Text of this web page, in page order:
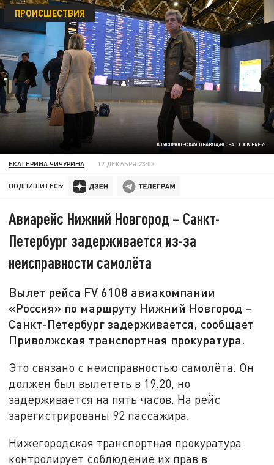
КОМСОМОЛЬСКАЯ ПРАВДА/GLOBAL LOOK PRESS
ПРОИСШЕСТВИЯ
ЕКАТЕРИНА ЧИЧУРИНА 17 ДЕКАБРЯ 23:03
ПОДПИШИТЕСЬ:
Авиарейс Нижний Новгород – Санкт-
Петербург задерживается из-за
неисправности самолёта
Вылет рейса FV 6108 авиакомпании
«Россия» по маршруту Нижний Новгород –
Санкт-Петербург задерживается, сообщает
Приволжская транспортная прокуратура.
Это связано с неисправностью самолёта. Он
должен был вылететь в 19.20, но
задерживается на пять часов. На рейс
зарегистрированы 92 пассажира.
Нижегородская транспортная прокуратура
контролирует соблюдение их прав в